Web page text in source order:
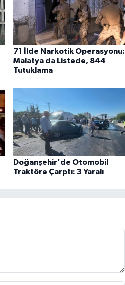
71 İlde Narkotik Operasyonu:
Malatya da Listede, 844
Tutuklama
Doğanşehir'de Otomobil
Traktöre Çarptı: 3 Yaralı